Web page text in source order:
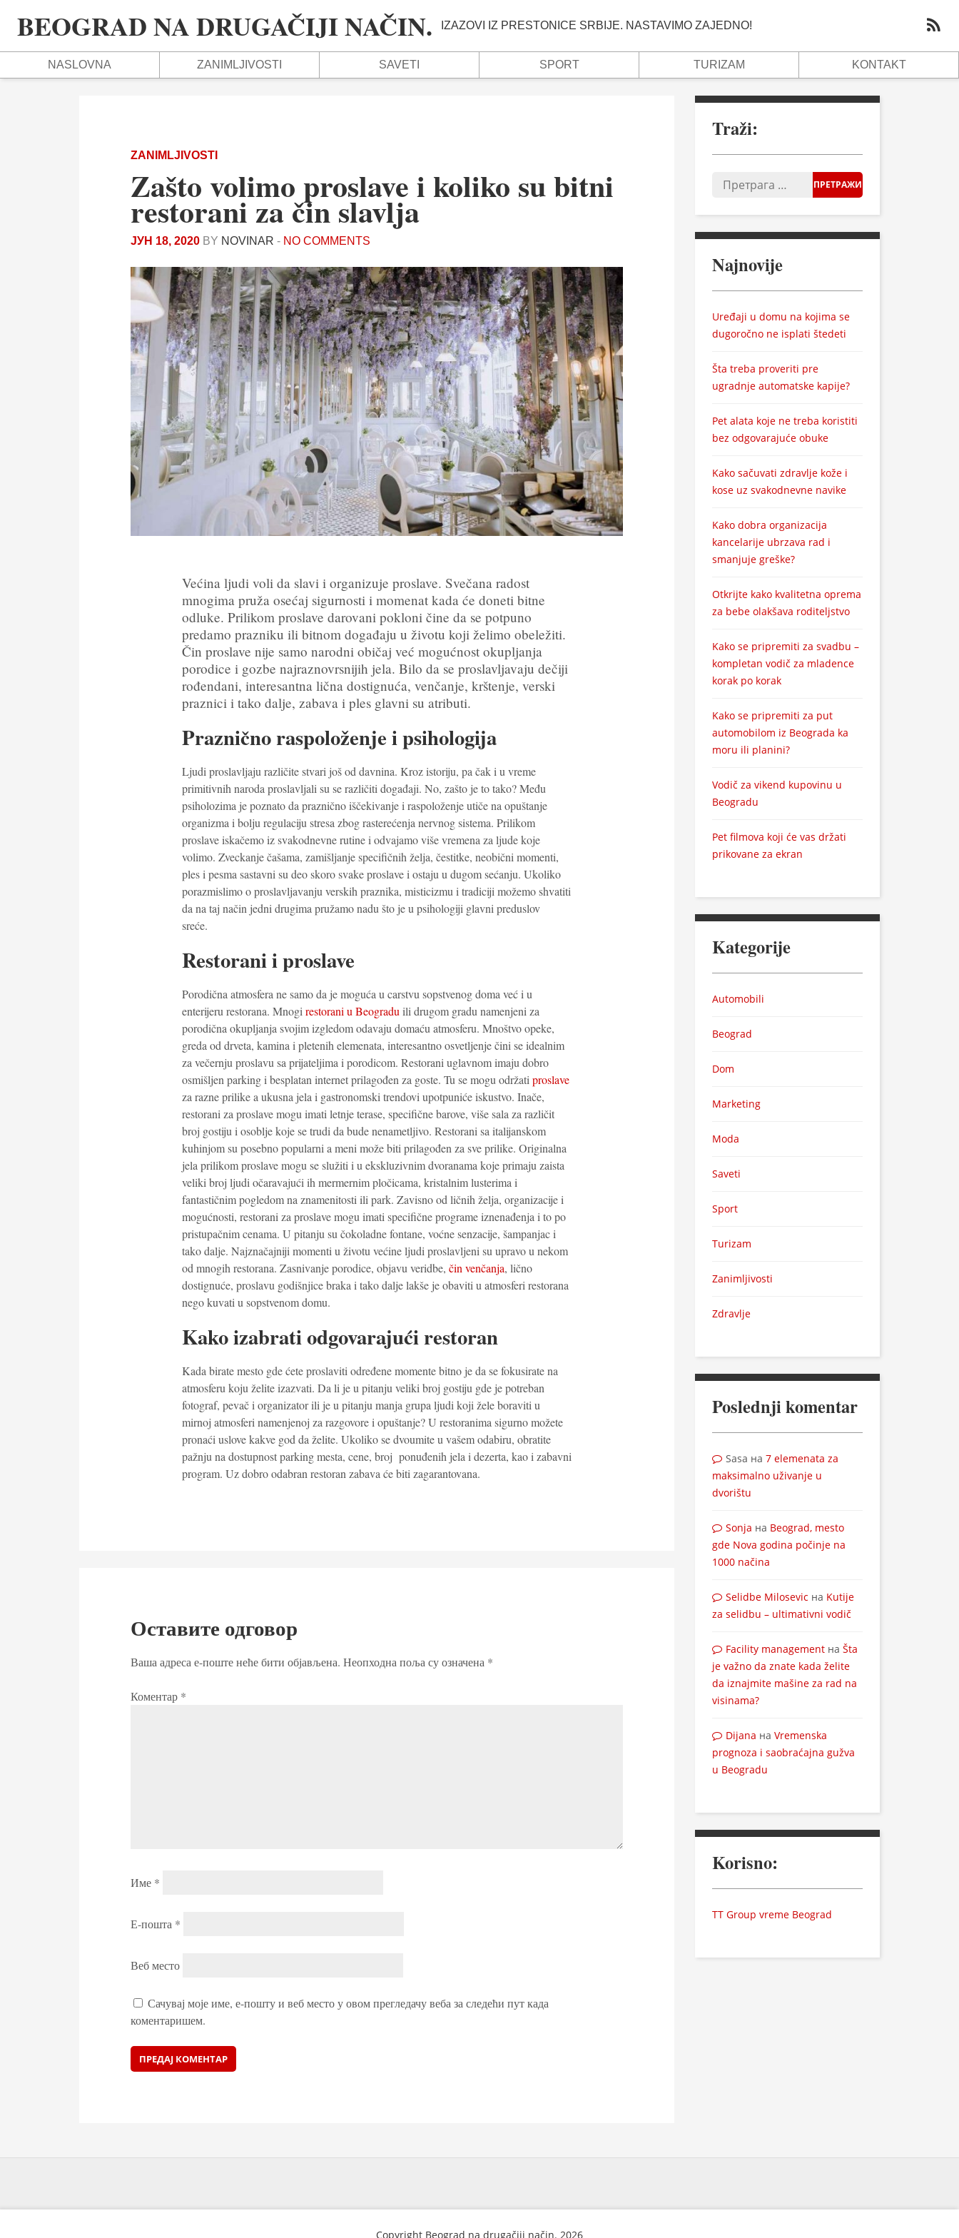
BEOGRAD NA DRUGAČIJI NAČIN. IZAZOVI IZ PRESTONICE SRBIJE. NASTAVIMO ZAJEDNO!
NASLOVNA ZANIMLJIVOSTI SAVETI SPORT TURIZAM KONTAKT
ZANIMLJIVOSTI
Zašto volimo proslave i koliko su bitni
restorani za čin slavlja
ЈУН 18, 2020 BY NOVINAR - NO COMMENTS
Većina ljudi voli da slavi i organizuje proslave. Svečana radost
mnogima pruža osećaj sigurnosti i momenat kada će doneti bitne
odluke. Prilikom proslave darovani pokloni čine da se potpuno
predamo prazniku ili bitnom događaju u životu koji želimo obeležiti.
Čin proslave nije samo narodni običaj već mogućnost okupljanja
porodice i gozbe najraznovrsnijih jela. Bilo da se proslavljavaju dečiji
rođendani, interesantna lična dostignuća, venčanje, krštenje, verski
praznici i tako dalje, zabava i ples glavni su atributi.
Praznično raspoloženje i psihologija
Ljudi proslavljaju različite stvari još od davnina. Kroz istoriju, pa čak i u vreme
primitivnih naroda proslavljali su se različiti događaji. No, zašto je to tako? Među
psiholozima je poznato da praznično iščekivanje i raspoloženje utiče na opuštanje
organizma i bolju regulaciju stresa zbog rasterećenja nervnog sistema. Prilikom
proslave iskačemo iz svakodnevne rutine i odvajamo više vremena za ljude koje
volimo. Zveckanje čašama, zamišljanje specifičnih želja, čestitke, neobični momenti,
ples i pesma sastavni su deo skoro svake proslave i ostaju u dugom sećanju. Ukoliko
porazmislimo o proslavljavanju verskih praznika, misticizmu i tradiciji možemo shvatiti
da na taj način jedni drugima pružamo nadu što je u psihologiji glavni preduslov
sreće.
Restorani i proslave
Porodična atmosfera ne samo da je moguća u carstvu sopstvenog doma već i u
enterijeru restorana. Mnogi restorani u Beogradu ili drugom gradu namenjeni za
porodična okupljanja svojim izgledom odavaju domaću atmosferu. Mnoštvo opeke,
greda od drveta, kamina i pletenih elemenata, interesantno osvetljenje čini se idealnim
za večernju proslavu sa prijateljima i porodicom. Restorani uglavnom imaju dobro
osmišljen parking i besplatan internet prilagođen za goste. Tu se mogu održati proslave
za razne prilike a ukusna jela i gastronomski trendovi upotpuniće iskustvo. Inače,
restorani za proslave mogu imati letnje terase, specifične barove, više sala za različit
broj gostiju i osoblje koje se trudi da bude nenametljivo. Restorani sa italijanskom
kuhinjom su posebno popularni a meni može biti prilagođen za sve prilike. Originalna
jela prilikom proslave mogu se služiti i u ekskluzivnim dvoranama koje primaju zaista
veliki broj ljudi očaravajući ih mermernim pločicama, kristalnim lusterima i
fantastičnim pogledom na znamenitosti ili park. Zavisno od ličnih želja, organizacije i
mogućnosti, restorani za proslave mogu imati specifične programe iznenađenja i to po
pristupačnim cenama. U pitanju su čokoladne fontane, voćne senzacije, šampanjac i
tako dalje. Najznačajniji momenti u životu većine ljudi proslavljeni su upravo u nekom
od mnogih restorana. Zasnivanje porodice, objavu veridbe, čin venčanja, lično
dostignuće, proslavu godišnjice braka i tako dalje lakše je obaviti u atmosferi restorana
nego kuvati u sopstvenom domu.
Kako izabrati odgovarajući restoran
Kada birate mesto gde ćete proslaviti određene momente bitno je da se fokusirate na
atmosferu koju želite izazvati. Da li je u pitanju veliki broj gostiju gde je potreban
fotograf, pevač i organizator ili je u pitanju manja grupa ljudi koji žele boraviti u
mirnoj atmosferi namenjenoj za razgovore i opuštanje? U restoranima sigurno možete
pronaći uslove kakve god da želite. Ukoliko se dvoumite u vašem odabiru, obratite
pažnju na dostupnost parking mesta, cene, broj ponuđenih jela i dezerta, kao i zabavni
program. Uz dobro odabran restoran zabava će biti zagarantovana.
Оставите одговор
Ваша адреса е-поште неће бити објављена. Неопходна поља су означена *
Коментар *
Име *
Е-пошта *
Веб место
Сачувај моје име, е-пошту и веб место у овом прегледачу веба за следећи пут када
коментаришем.
Traži:
Najnovije
Uređaji u domu na kojima se
dugoročno ne isplati štedeti
Šta treba proveriti pre
ugradnje automatske kapije?
Pet alata koje ne treba koristiti
bez odgovarajuće obuke
Kako sačuvati zdravlje kože i
kose uz svakodnevne navike
Kako dobra organizacija
kancelarije ubrzava rad i
smanjuje greške?
Otkrijte kako kvalitetna oprema
za bebe olakšava roditeljstvo
Kako se pripremiti za svadbu –
kompletan vodič za mladence
korak po korak
Kako se pripremiti za put
automobilom iz Beograda ka
moru ili planini?
Vodič za vikend kupovinu u
Beogradu
Pet filmova koji će vas držati
prikovane za ekran
Kategorije
Automobili
Beograd
Dom
Marketing
Moda
Saveti
Sport
Turizam
Zanimljivosti
Zdravlje
Poslednji komentar
Sasa на7 elemenata za
maksimalno uživanje u
dvorištu
Sonja на Beograd, mesto
gde Nova godina počinje na
1000 načina
Selidbe Milosevic на Kutije
za selidbu – ultimativni vodič
Facility management наŠta
je važno da znate kada želite
da iznajmite mašine za rad na
visinama?
Dijana наVremenska
prognoza i saobraćajna gužva
u Beogradu
Korisno:
TT Group vreme Beograd
Copyright Beograd na drugačiji način. 2026